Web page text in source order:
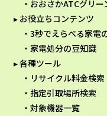
おおさかATCグリ
お役立ちコンテンツ
3秒でえらべる家電
家電処分の豆知識
各種ツール
リサイクル料金検索
指定引取場所検索
対象機器一覧